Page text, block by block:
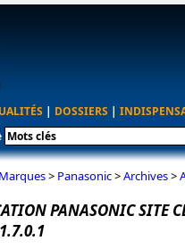
| DOSSIERS |
Marques> Panasonic>Archives>
PANASONIC SITE